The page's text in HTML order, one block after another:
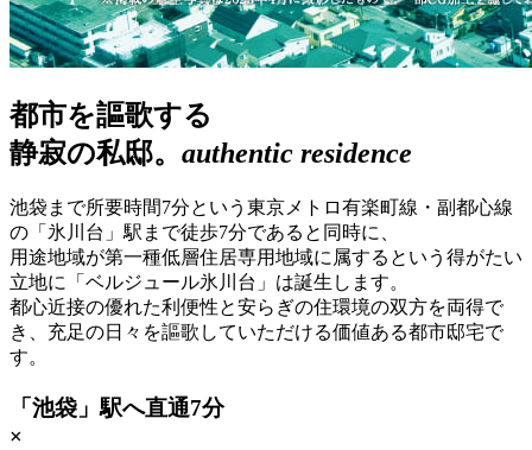
都市を謳歌する
静寂の私邸。 authentic residence
池袋まで所要時間7分という東京メトロ有楽町線・副都心線
の「氷川台」駅まで徒歩7分であると同時に、
用途地域が第一種低層住居専用地域に属するという得がたい
立地に「ベルジュール氷川台」は誕生します。
都心近接の優れた利便性と安らぎの住環境の双方を両得で
き、充足の日々を謳歌していただける価値ある都市邸宅で
す。
「池袋」駅へ直通7分
×